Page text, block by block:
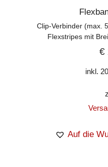
Clip-Verbinder (max.
Flexstripes mit
€
inkl.
Auf die